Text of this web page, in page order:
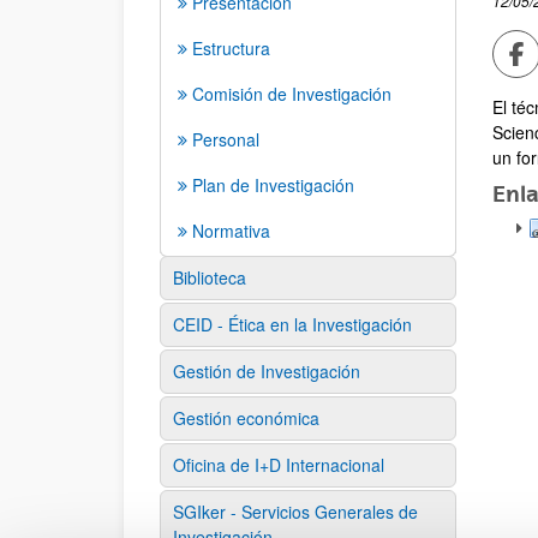
Estructura
Comisión de Investigación
Personal
Plan de Investigación
Normativa
Biblioteca
CEID - Ética en la Investigación
Gestión de Investigación
Gestión económica
Oficina de I+D Internacional
SGIker - Servicios Generales de
El
un